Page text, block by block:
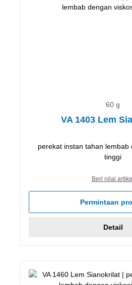
60 g
VA 1403 Lem
perekat instan tahan lembab
tinggi
Beri nilai
Permintaan
Detail